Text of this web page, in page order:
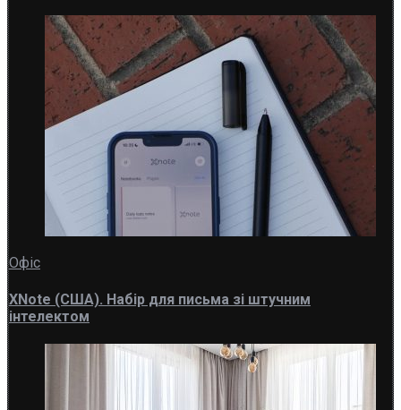
Офіс
XNote (США). Набір для письма зі штучним
інтелектом